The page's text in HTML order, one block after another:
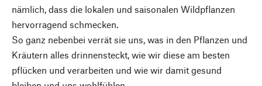
nämlich, dass die lokalen und saisonalen Wildpflanzen
hervorragend schmecken.
So ganz nebenbei verrät sie uns, was in den Pflanzen und
Kräutern alles drinnensteckt, wie wir diese am besten
pflücken und verarbeiten und wie wir damit gesund